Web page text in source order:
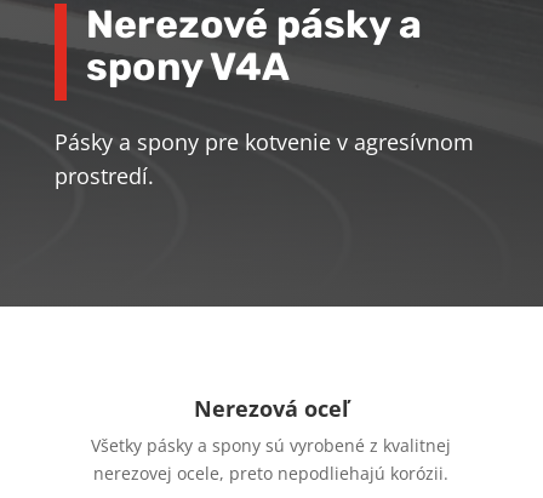
Nerezové pásky a
spony V4A
Pásky a spony pre kotvenie v agresívnom
prostredí.
Nerezová oceľ
Všetky pásky a spony sú vyrobené z kvalitnej
nerezovej ocele, preto nepodliehajú korózii.